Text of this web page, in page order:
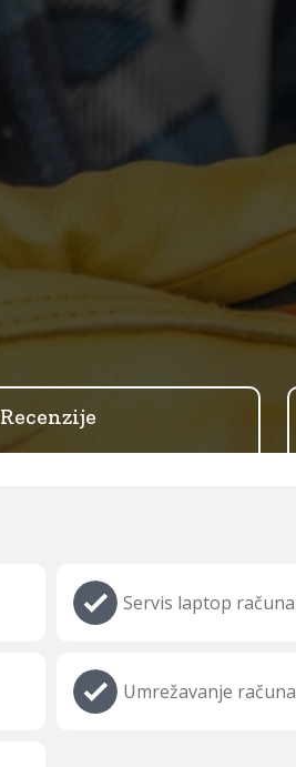
Recenzije
Servis laptop
Umrežavanje